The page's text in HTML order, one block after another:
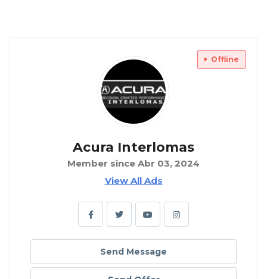
Offline
Acura Interlomas
Member since Abr 03, 2024
View All Ads
Send Message